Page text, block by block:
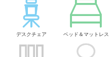
デスクチェア ベッド＆マットレス